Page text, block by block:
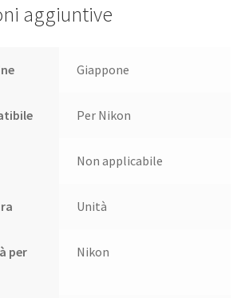
aggiuntive
Giappone
Per Nikon
Non applicabile
Unità
per
Nikon